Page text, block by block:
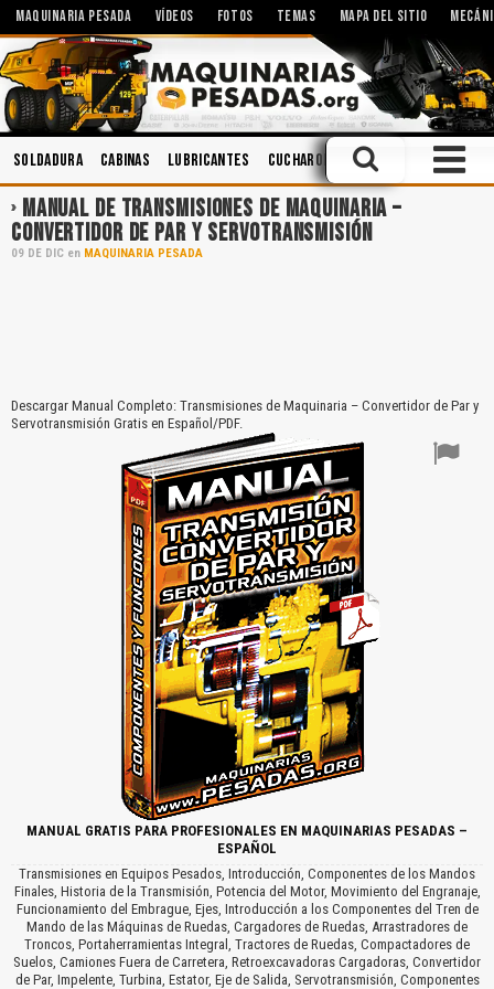
MAQUINARIA PESADA VÍDEOS FOTOS TEMAS MAPA DEL SITIO
Soldadura Cabinas Lubricantes Cucharones Operación
MANUAL DE TRANSMISIONES DE MAQUINARIA –
CONVERTIDOR DE PAR Y SERVOTRANSMISIÓN
09 DE DIC en MAQUINARIA PESADA
Descargar Manual Completo: Transmisiones de Maquinaria – Convertidor de Par y
Servotransmisión Gratis en Español/PDF.
MANUAL GRATIS PARA PROFESIONALES EN MAQUINARIAS PESADAS –
ESPAÑOL
Transmisiones en Equipos Pesados, Introducción, Componentes de los Mandos
Finales, Historia de la Transmisión, Potencia del Motor, Movimiento del Engranaje,
Funcionamiento del Embrague, Ejes, Introducción a los Componentes del Tren de
Mando de las Máquinas de Ruedas, Cargadores de Ruedas, Arrastradores de
Troncos, Portaherramientas Integral, Tractores de Ruedas, Compactadores de
Suelos, Camiones Fuera de Carretera, Retroexcavadoras Cargadoras, Convertidor
de Par, Impelente, Turbina, Estator, Eje de Salida, Servotransmisión, Componentes